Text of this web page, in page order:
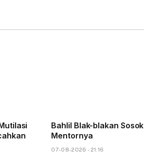
Bahlil Blak-blakan Sosok
Mentornya
07-08-2026 - 21.16